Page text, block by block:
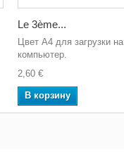
Le 3ème...
Цвет A4 для загрузки на
компьютер.
2,60 €
В корзину